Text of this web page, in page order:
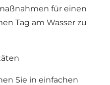
für einen
Tag am Wasser zu
Sie in einfachen